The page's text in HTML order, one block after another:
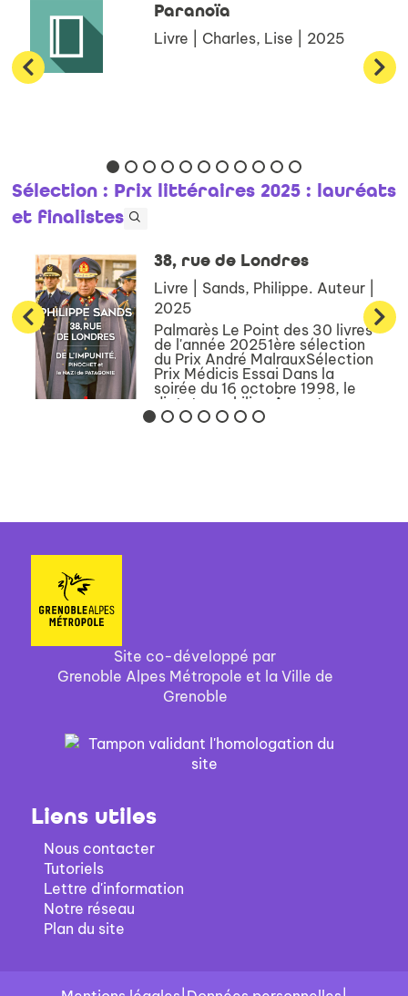
Paranoïa
Livre | Charles, Lise | 2025
Sélection : Prix littéraires 2025 : lauréats
et finalistes
38, rue de Londres
Livre | Sands, Philippe. Auteur |
2025
Palmarès Le Point des 30 livres
de l'année 20251ère sélection
du Prix André MalrauxSélection
Prix Médicis Essai Dans la
soirée du 16 octobre 1998, le
dictateur chilien Augusto
Pinochet est arrêté dans une
Site co-développé par
Grenoble Alpes Métropole et la Ville de
Grenoble
Liens utiles
Nous contacter
Tutoriels
Lettre d'information
Notre réseau
Plan du site